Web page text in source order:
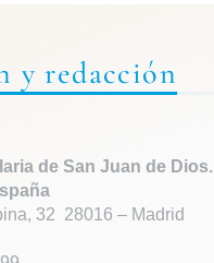
y redacción
de San Juan de Dios.
32 28016 – Madrid